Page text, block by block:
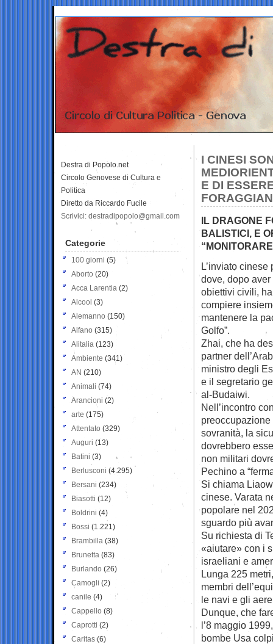
I CINESI
E DI
IL DRAGONE
BALISTICI, E
L’inviato
dove, dopo aver
obiettivi civili,
compiere
mantenere la
Golfo”.
Zhai, che ha
partner
ministro degli
e il segretario
al-Budaiwi.
Nell’incontro
sovranità, la
dovrebbero
non militari
Pechino a
Si chiama
cinese. Varata
popolare nel
sguardo più
Su richiesta di
«aiutare» con i
israeliani e
Lunga 225
membri
le navi e gli
Dunque, che
l’8 maggio
bombe Usa
Destra di Popolo.net
Circolo Genovese di Cultura e
Politica
Diretto da Riccardo Fucile
Scrivici: destradipopolo@gmail.com
Categorie
100 giorni (5)
Aborto (20)
Acca Larentia (2)
Alcool (3)
Alemanno (150)
Alfano (315)
Alitalia (123)
Ambiente (341)
AN (210)
Animali (74)
Arancioni (2)
arte (175)
Attentato (329)
Auguri (13)
Batini (3)
Berlusconi (4.295)
Bersani (234)
Biasotti (12)
Boldrini (4)
Bossi (1.221)
Brambilla (38)
Brunetta (83)
Burlando (26)
Camogli (2)
canile (4)
Cappello (8)
Caprotti (2)
Caritas (6)